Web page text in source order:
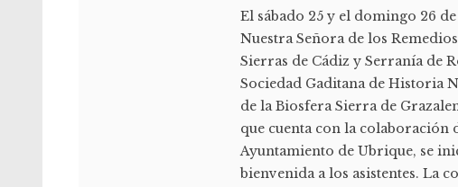
El sábado 25 y el domingo 26
Nuestra Señora de los
Sierras de Cádiz y Serranía de
Sociedad Gaditana de Historia
de la Biosfera Sierra de
que cuenta con la colaboración
Ayuntamiento de Ubrique, se
bienvenida a los asistentes. La